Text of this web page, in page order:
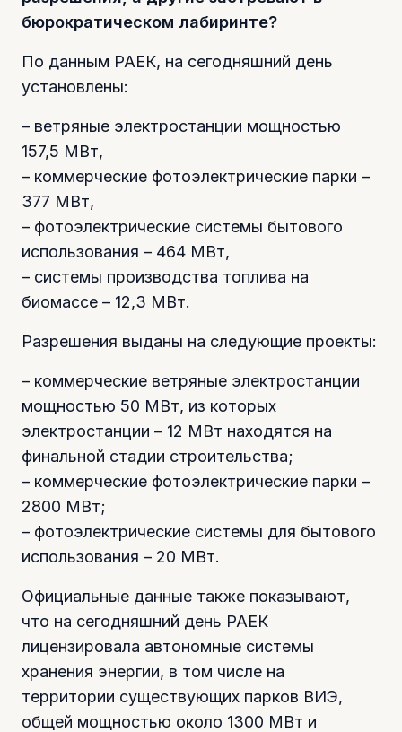
бюрократическом лабиринте?
По данным РАЕК, на сегодняшний день
установлены:
– ветряные электростанции мощностью
157,5 МВт,
– коммерческие фотоэлектрические парки –
377 МВт,
– фотоэлектрические системы бытового
использования – 464 МВт,
– системы производства топлива на
биомассе – 12,3 МВт.
Разрешения выданы на следующие проекты:
– коммерческие ветряные электростанции
мощностью 50 МВт, из которых
электростанции – 12 МВт находятся на
финальной стадии строительства;
– коммерческие фотоэлектрические парки –
2800 МВт;
– фотоэлектрические системы для бытового
использования – 20 МВт.
Официальные данные также показывают,
что на сегодняшний день РАЕК
лицензировала автономные системы
хранения энергии, в том числе на
территории существующих парков ВИЭ,
общей мощностью около 1300 МВт и